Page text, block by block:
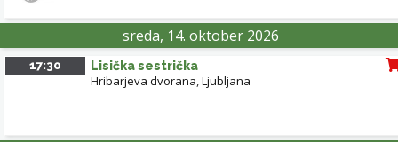
sreda, 14. oktober 2026
17:30 Lisička sestrička
Hribarjeva dvorana,Ljubljana